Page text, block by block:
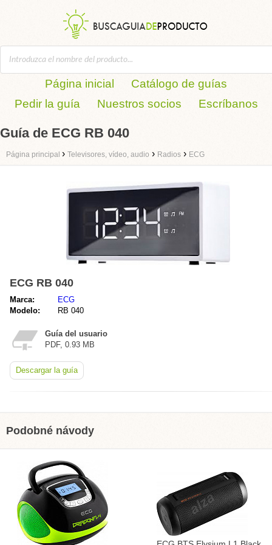
Página inicial
Catálogo de guías
Pedir la guía
Nuestros socios Escríbanos
Guía de ECG RB 040
Página principal › Televisores, vídeo, audio › Radios › ECG
ECG RB 040
Marca:
ECG
Modelo:
RB 040
Guía del usuario
PDF, 0.93 MB
Descargar la guía
Podobné návody